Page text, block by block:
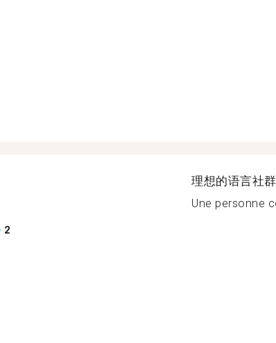
2
理想的语言社
Une personne